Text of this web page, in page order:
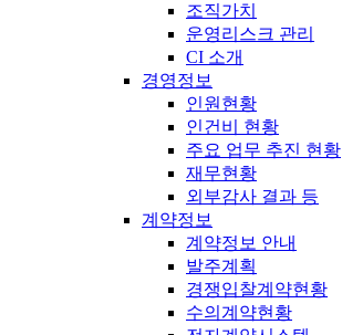
조직가치
운영리스크 관리
CI 소개
경영정보
인원현황
인건비 현황
주요 업무 추진 현황
재무현황
외부감사 결과 등
계약정보
계약정보 안내
발주계획
경쟁입찰계약현황
수의계약현황